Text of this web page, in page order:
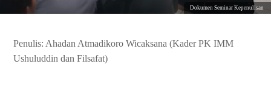
Dokumen Seminar Kepenulisan
Penulis: Ahadan Atmadikoro Wicaksana (Kader PK IMM
Ushuluddin dan Filsafat)